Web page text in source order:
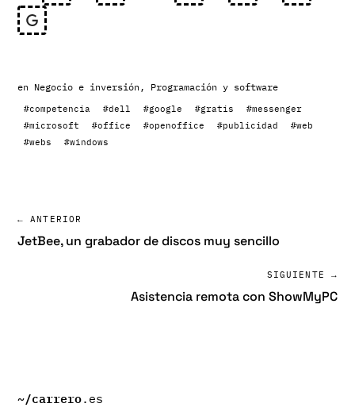
en Negocio e inversión, Programación y software
#competencia #dell #google #gratis
#messenger
#microsoft
#office #openoffice #publicidad
#web
#webs
#windows
← ANTERIOR
JetBee, un grabador de discos muy sencillo
SIGUIENTE →
Asistencia remota con ShowMyPC
~/carrero.es